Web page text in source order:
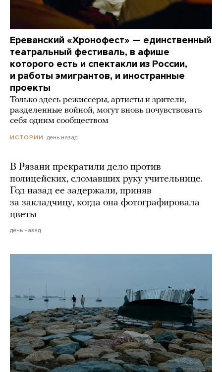
Ереванский «Хронофест» — единственный
театральный фестиваль, в афише
которого есть и спектакли из России,
и работы эмигрантов, и иностранные
проекты
Только здесь режиссеры, артисты и зрители,
разделенные войной, могут вновь почувствовать
себя одним сообществом
ИСТОРИИ день назад
В Рязани прекратили дело против
полицейских, сломавших руку учительнице.
Год назад ее задержали, приняв
за закладчицу, когда она фотографировала
цветы
день назад